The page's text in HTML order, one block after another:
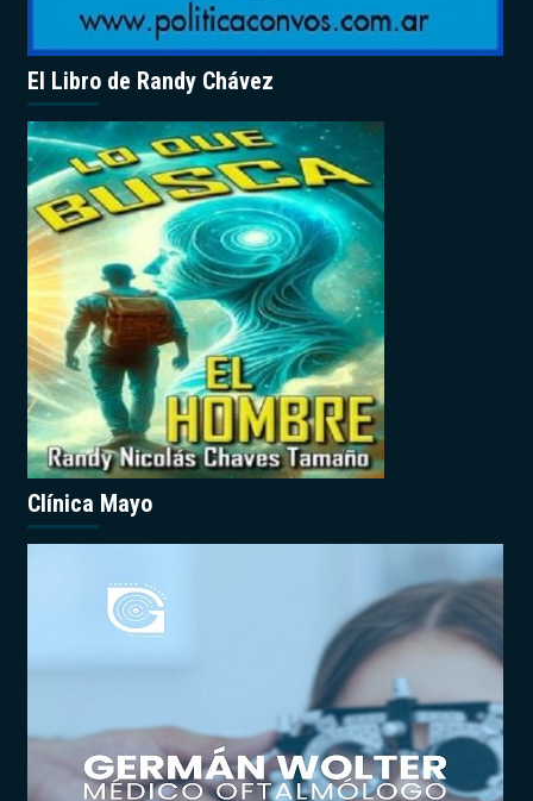
El Libro de Randy Chávez
Clínica Mayo